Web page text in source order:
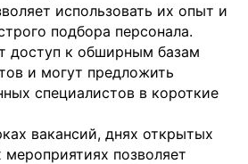
использовать их опыт и
подбора персонала.
доступ к обширным базам
и могут предложить
специалистов в короткие
вакансий, днях открытых
позволяет